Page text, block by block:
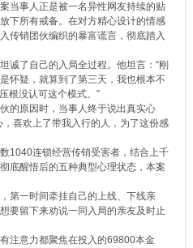
当事人正是被一名异性网友持续的贴
下所有戒备。在对方精心设计的情感
传销团伙编织的暴富谎言，彻底踏入
诚了自己的入局全过程。他坦言：“刚
怀疑，就算到了第三天，我也根本不
根没认可这个模式。”
的原因时，当事人终于说出真实心
喜欢上了带我入行的人，为了这份感
1040连锁经营传销受害者，结合上千
底醒悟后的五种典型心理状态，本案
第一时间牵挂自己的上线、下线亲
要留下来劝说一同入局的亲友及时止
注意力都聚焦在投入的69800本金